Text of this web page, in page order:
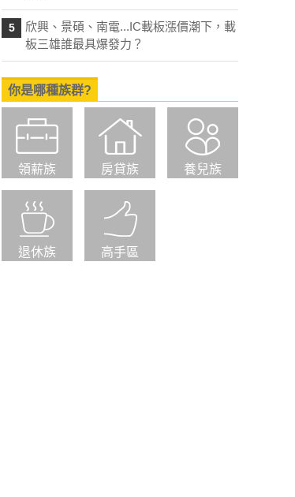
5
欣興、景碩、南電...IC載板漲價潮下，載
板三雄誰最具爆發力？
你是哪種族群?
領薪族 房貸族 養兒族
退休族 高手區